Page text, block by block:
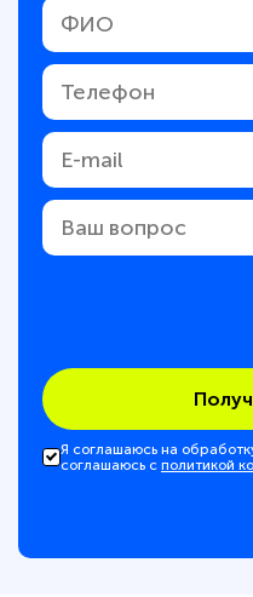
Я соглашаюсь на
соглашаюсь с политикой